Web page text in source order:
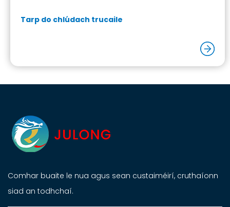
Tarp do chlúdach trucaile
Comhar buaite le nua agus sean custaiméirí, cruthaíonn
siad an todhchaí.